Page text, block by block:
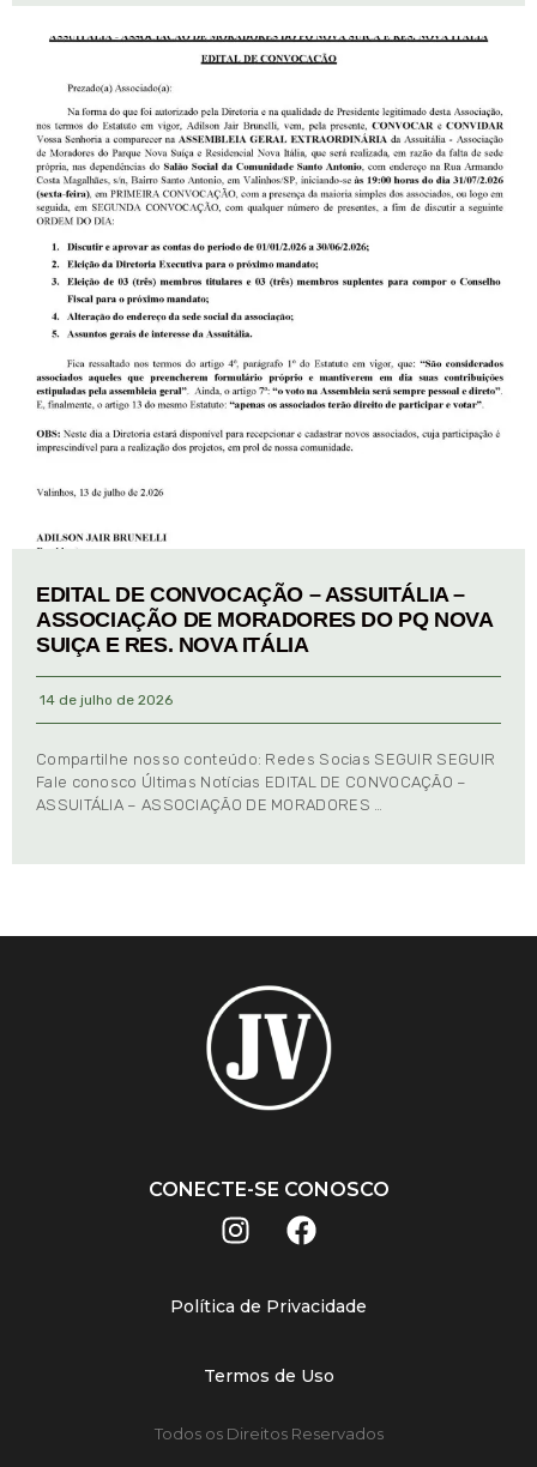
EDITAL DE CONVOCAÇÃO – ASSUITÁLIA –
ASSOCIAÇÃO DE MORADORES DO PQ NOVA
SUIÇA E RES. NOVA ITÁLIA
14 de julho de 2026
Compartilhe nosso conteúdo: Redes Socias SEGUIR SEGUIR
Fale conosco Últimas Notícias EDITAL DE CONVOCAÇÃO –
ASSUITÁLIA – ASSOCIAÇÃO DE MORADORES …
CONECTE-SE CONOSCO
Política de Privacidade
Termos de Uso
Todos os Direitos Reservados